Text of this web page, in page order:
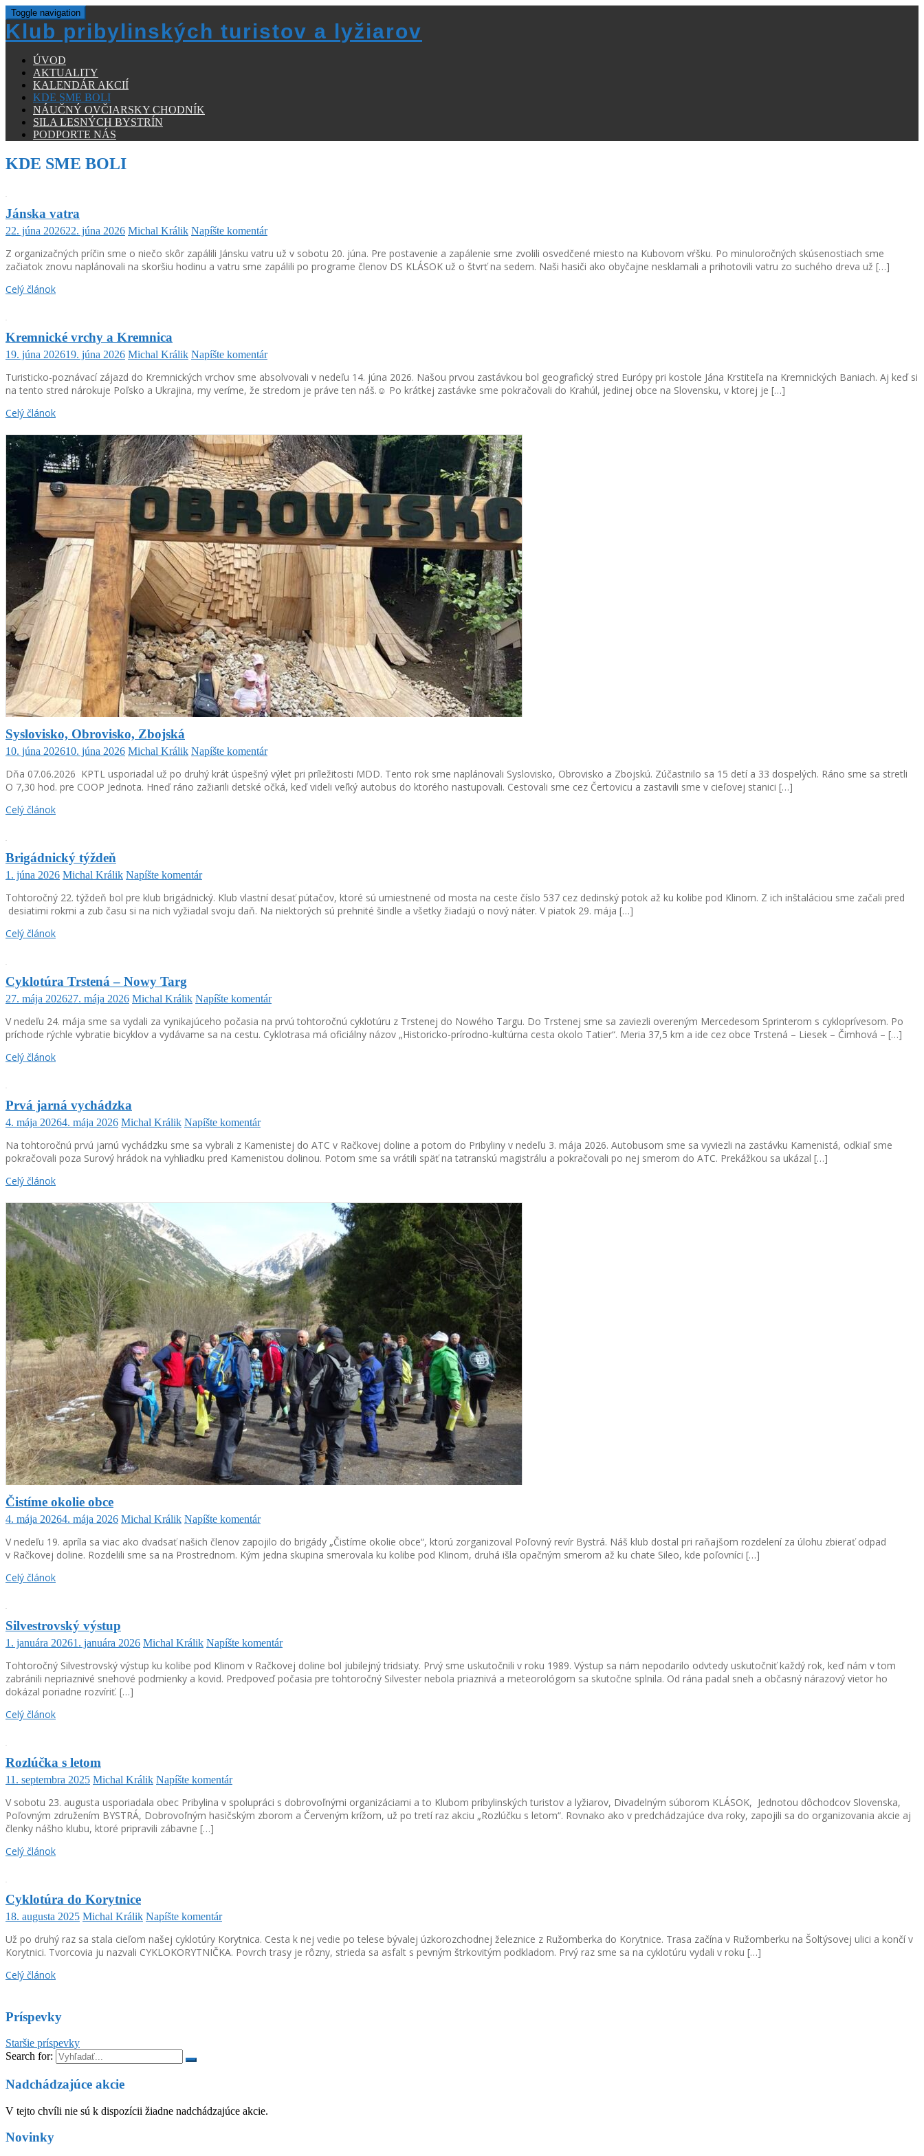
Toggle navigation
Klub pribylinských turistov a lyžiarov
ÚVOD
AKTUALITY
KALENDÁR AKCIÍ
KDE SME BOLI
NÁUČNÝ OVČIARSKY CHODNÍK
SILA LESNÝCH BYSTRÍN
PODPORTE NÁS
KDE SME BOLI
Jánska vatra
22. júna 202622. júna 2026 Michal Králik Napíšte komentár
Z organizačných príčin sme o niečo skôr zapálili Jánsku vatru už v sobotu 20. júna. Pre postavenie a zapálenie sme zvolili osvedčené miesto na Kubovom vŕšku. Po minuloročných skúsenostiach sme
začiatok znovu naplánovali na skoršiu hodinu a vatru sme zapálili po programe členov DS KLÁSOK už o štvrť na sedem. Naši hasiči ako obyčajne nesklamali a prihotovili vatru zo suchého dreva už […]
Celý článok
Kremnické vrchy a Kremnica
19. júna 202619. júna 2026 Michal Králik Napíšte komentár
Turisticko-poznávací zájazd do Kremnických vrchov sme absolvovali v nedeľu 14. júna 2026. Našou prvou zastávkou bol geografický stred Európy pri kostole Jána Krstiteľa na Kremnických Baniach. Aj keď si
na tento stred nárokuje Poľsko a Ukrajina, my veríme, že stredom je práve ten náš.☺ Po krátkej zastávke sme pokračovali do Krahúl, jedinej obce na Slovensku, v ktorej je […]
Celý článok
Syslovisko, Obrovisko, Zbojská
10. júna 202610. júna 2026 Michal Králik Napíšte komentár
Dňa 07.06.2026 KPTL usporiadal už po druhý krát úspešný výlet pri príležitosti MDD. Tento rok sme naplánovali Syslovisko, Obrovisko a Zbojskú. Zúčastnilo sa 15 detí a 33 dospelých. Ráno sme sa stretli
O 7,30 hod. pre COOP Jednota. Hneď ráno zažiarili detské očká, keď videli veľký autobus do ktorého nastupovali. Cestovali sme cez Čertovicu a zastavili sme v cieľovej stanici […]
Celý článok
Brigádnický týždeň
1. júna 2026 Michal Králik Napíšte komentár
Tohtoročný 22. týždeň bol pre klub brigádnický. Klub vlastní desať pútačov, ktoré sú umiestnené od mosta na ceste číslo 537 cez dedinský potok až ku kolibe pod Klinom. Z ich inštaláciou sme začali pred
desiatimi rokmi a zub času si na nich vyžiadal svoju daň. Na niektorých sú prehnité šindle a všetky žiadajú o nový náter. V piatok 29. mája […]
Celý článok
Cyklotúra Trstená – Nowy Targ
27. mája 202627. mája 2026 Michal Králik Napíšte komentár
V nedeľu 24. mája sme sa vydali za vynikajúceho počasia na prvú tohtoročnú cyklotúru z Trstenej do Nowého Targu. Do Trstenej sme sa zaviezli overeným Mercedesom Sprinterom s cykloprívesom. Po
príchode rýchle vybratie bicyklov a vydávame sa na cestu. Cyklotrasa má oficiálny názov „Historicko-prírodno-kultúrna cesta okolo Tatier“. Meria 37,5 km a ide cez obce Trstená – Liesek – Čimhová – […]
Celý článok
Prvá jarná vychádzka
4. mája 20264. mája 2026 Michal Králik Napíšte komentár
Na tohtoročnú prvú jarnú vychádzku sme sa vybrali z Kamenistej do ATC v Račkovej doline a potom do Pribyliny v nedeľu 3. mája 2026. Autobusom sme sa vyviezli na zastávku Kamenistá, odkiaľ sme
pokračovali poza Surový hrádok na vyhliadku pred Kamenistou dolinou. Potom sme sa vrátili späť na tatranskú magistrálu a pokračovali po nej smerom do ATC. Prekážkou sa ukázal […]
Celý článok
Čistíme okolie obce
4. mája 20264. mája 2026 Michal Králik Napíšte komentár
V nedeľu 19. apríla sa viac ako dvadsať našich členov zapojilo do brigády „Čistíme okolie obce“, ktorú zorganizoval Poľovný revír Bystrá. Náš klub dostal pri raňajšom rozdelení za úlohu zbierať odpad
v Račkovej doline. Rozdelili sme sa na Prostrednom. Kým jedna skupina smerovala ku kolibe pod Klinom, druhá išla opačným smerom až ku chate Sileo, kde poľovníci […]
Celý článok
Silvestrovský výstup
1. januára 20261. januára 2026 Michal Králik Napíšte komentár
Tohtoročný Silvestrovský výstup ku kolibe pod Klinom v Račkovej doline bol jubilejný tridsiaty. Prvý sme uskutočnili v roku 1989. Výstup sa nám nepodarilo odvtedy uskutočniť každý rok, keď nám v tom
zabránili nepriaznivé snehové podmienky a kovid. Predpoveď počasia pre tohtoročný Silvester nebola priaznivá a meteorológom sa skutočne splnila. Od rána padal sneh a občasný nárazový vietor ho
dokázal poriadne rozvíriť. […]
Celý článok
Rozlúčka s letom
11. septembra 2025 Michal Králik Napíšte komentár
V sobotu 23. augusta usporiadala obec Pribylina v spolupráci s dobrovoľnými organizáciami a to Klubom pribylinských turistov a lyžiarov, Divadelným súborom KLÁSOK, Jednotou dôchodcov Slovenska,
Poľovným združením BYSTRÁ, Dobrovoľným hasičským zborom a Červeným krížom, už po tretí raz akciu „Rozlúčku s letom“. Rovnako ako v predchádzajúce dva roky, zapojili sa do organizovania akcie aj
členky nášho klubu, ktoré pripravili zábavne […]
Celý článok
Cyklotúra do Korytnice
18. augusta 2025 Michal Králik Napíšte komentár
Už po druhý raz sa stala cieľom našej cyklotúry Korytnica. Cesta k nej vedie po telese bývalej úzkorozchodnej železnice z Ružomberka do Korytnice. Trasa začína v Ružomberku na Šoltýsovej ulici a končí v
Korytnici. Tvorcovia ju nazvali CYKLOKORYTNIČKA. Povrch trasy je rôzny, strieda sa asfalt s pevným štrkovitým podkladom. Prvý raz sme sa na cyklotúru vydali v roku […]
Celý článok
Príspevky
Staršie príspevky
Search for:
Nadchádzajúce akcie
V tejto chvíli nie sú k dispozícii žiadne nadchádzajúce akcie.
Novinky